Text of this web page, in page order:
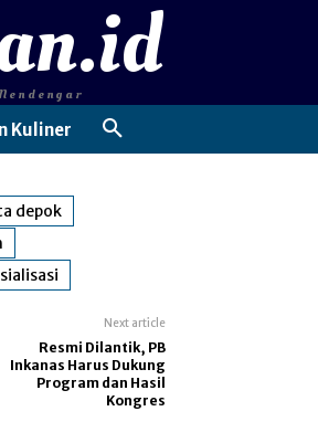
Kuliner
depok
Next article
Resmi Dilantik, PB
Inkanas Harus Dukung
Program dan Hasil
Kongres